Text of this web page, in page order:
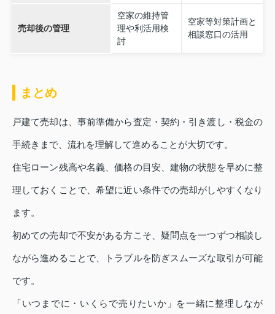
売却後の管理
空家の維持管
理や利活用検
討
空家等対策計画と
相談窓口の活用
まとめ
戸建て売却は、事前準備から査定・契約・引き渡し・税金の
手続きまで、流れを理解して進めることが大切です。
住宅ローン残高や名義、価格の目安、建物の状態を早めに整
理しておくことで、希望に近い条件での売却がしやすくなり
ます。
初めての売却で不安がある方こそ、疑問点を一つずつ相談し
ながら進めることで、トラブルを防ぎスムーズな取引が可能
です。
「いつまでに・いくらで売りたいか」を一緒に整理しなが